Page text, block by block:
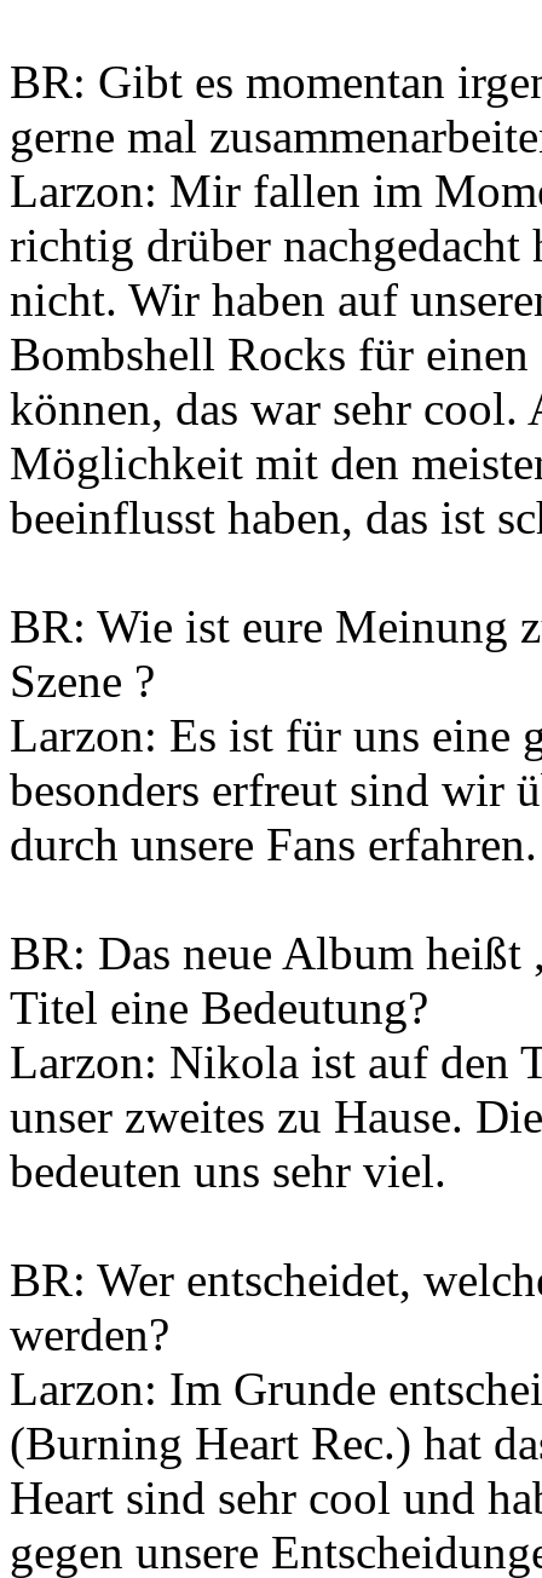
BR: Gibt es momentan
gerne mal
Larzon: Mir fallen im
richtig drüber nachgedacht
nicht. Wir haben auf
Bombshell Rocks für einen
können, das war sehr
Möglichkeit mit den
beeinflusst haben, das ist
BR: Wie ist eure Meinung
Szene ?
Larzon: Es ist für uns eine
besonders erfreut sind wir
durch unsere Fans erfahren.
BR: Das neue Album heißt
Titel eine Bedeutung?
Larzon: Nikola ist auf den
unser zweites zu Hause.
bedeuten uns sehr viel.
BR: Wer entscheidet,
werden?
Larzon: Im Grunde
(Burning Heart Rec.) hat
Heart sind sehr cool und
gegen unsere